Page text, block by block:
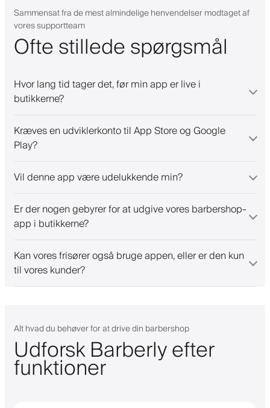
Sammensat fra de mest almindelige henvendelser modtaget af
vores supportteam
Ofte stillede spørgsmål
Hvor lang tid tager det, før min app er live i
butikkerne?
Kræves en udviklerkonto til App Store og Google
Play?
Vil denne app være udelukkende min?
Er der nogen gebyrer for at udgive vores barbershop-
app i butikkerne?
Kan vores frisører også bruge appen, eller er den kun
til vores kunder?
Alt hvad du behøver for at drive din barbershop
Udforsk Barberly efter
funktioner